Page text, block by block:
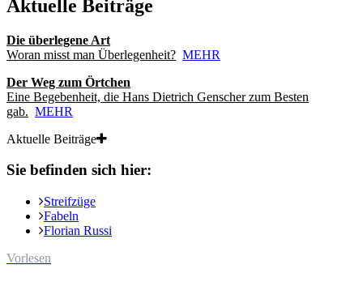
Aktuelle Beiträge
Die überlegene Art
Woran misst man Überlegenheit? MEHR
Der Weg zum Örtchen
Eine Begebenheit, die Hans Dietrich Genscher zum Besten
gab. MEHR
Aktuelle Beiträge
Sie befinden sich hier:
Streifzüge
Fabeln
Florian Russi
Vorlesen